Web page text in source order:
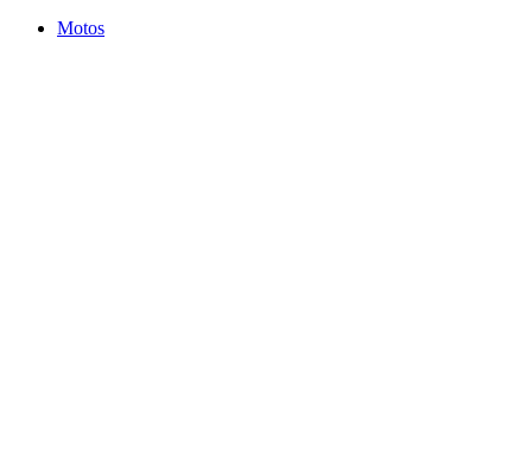
Motos